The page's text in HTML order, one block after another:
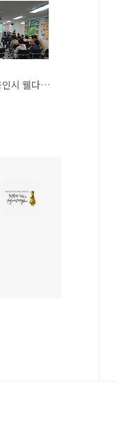
2024. 8. 27 용인시 웰다잉 특강